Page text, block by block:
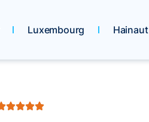
Luxembourg Hainaut